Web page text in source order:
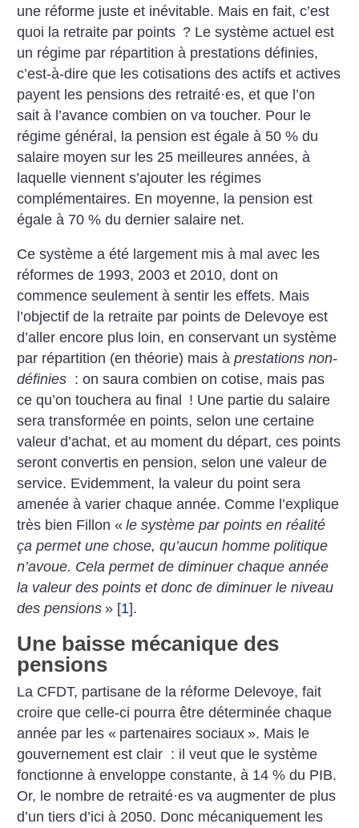
une réforme juste et inévitable. Mais en fait, c’est
quoi la retraite par points ? Le système actuel est
un régime par répartition à prestations définies,
c’est-à-dire que les cotisations des actifs et actives
payent les pensions des retraité·es, et que l’on
sait à l’avance combien on va toucher. Pour le
régime général, la pension est égale à 50 % du
salaire moyen sur les 25 meilleures années, à
laquelle viennent s’ajouter les régimes
complémentaires. En moyenne, la pension est
égale à 70 % du dernier salaire net.
Ce système a été largement mis à mal avec les
réformes de 1993, 2003 et 2010, dont on
commence seulement à sentir les effets. Mais
l’objectif de la retraite par points de Delevoye est
d’aller encore plus loin, en conservant un système
par répartition (en théorie) mais àprestations non-
définies : on saura combien on cotise, mais pas
ce qu’on touchera au final
! Une partie du salaire
sera transformée en points, selon une certaine
valeur d’achat, et au moment du départ, ces points
seront convertis en pension, selon une valeur de
service. Evidemment, la valeur du point sera
amenée à varier chaque année. Comme l’explique
très bien Fillon « le système par points en réalité
ça permet une chose, qu’aucun homme politique
n’avoue. Cela permet de diminuer chaque année
la valeur des points et donc de diminuer le niveau
des pensions » [1].
Une baisse mécanique des
pensions
La CFDT, partisane de la réforme Delevoye, fait
croire que celle-ci pourra être déterminée chaque
année par les « partenaires sociaux ». Mais le
gouvernement est clair : il veut que le système
fonctionne à enveloppe constante, à 14 % du PIB.
Or, le nombre de retraité·es va augmenter de plus
d’un tiers d’ici à 2050. Donc mécaniquement les